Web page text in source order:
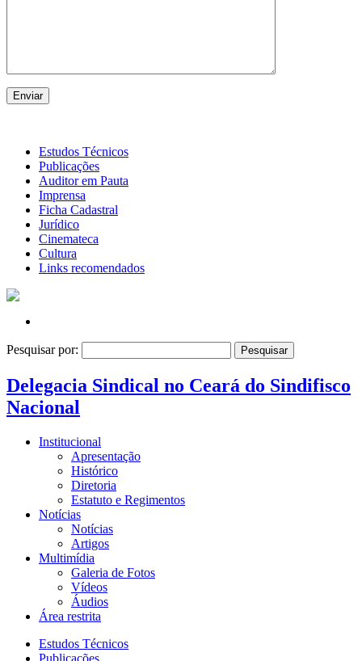
Estudos Técnicos
Publicações
Auditor em Pauta
Imprensa
Ficha Cadastral
Jurídico
Cinemateca
Cultura
Links recomendados
Pesquisar por:
Delegacia Sindical no Ceará do Sindifisco
Nacional
Institucional
Apresentação
Histórico
Diretoria
Estatuto e Regimentos
Notícias
Notícias
Artigos
Multimídia
Galeria de Fotos
Vídeos
Áudios
Área restrita
Estudos Técnicos
Publicações